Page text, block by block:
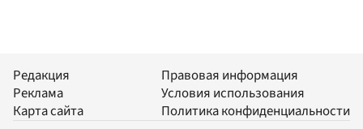
Редакция
Реклама
Карта сайта
Правовая информация
Условия использования
Политика конфиденциальности